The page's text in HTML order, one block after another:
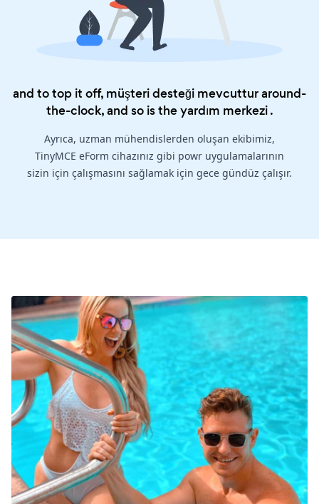
and to top it off, müşteri desteği mevcuttur around-
the-clock, and so is theyardım merkezi.
Ayrıca, uzman mühendislerden oluşan ekibimiz,
TinyMCE eForm cihazınız gibi powr uygulamalarının
sizin için çalışmasını sağlamak için gece gündüz çalışır.